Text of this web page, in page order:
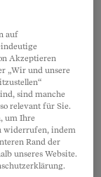
Meine
hier mit
für
Dank
kleinen,
jährlich
auf
Akzeptieren
„Wir und unsere
sind manche
relevant für Sie.
um Ihre
widerrufen, indem
Rand der
unseres Website.